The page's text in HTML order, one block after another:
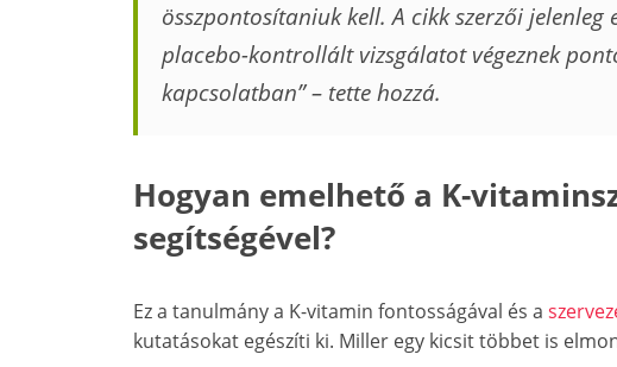
összpontosítaniuk kell. A cikk szerzői
placebo-kontrollált vizsgálatot végeznek
kapcsolatban” – tette hozzá.
Hogyan emelhető a K-
segítségével?
Ez a tanulmány a K-vitamin fontosságával és a
kutatásokat egészíti ki. Miller egy kicsit többet is